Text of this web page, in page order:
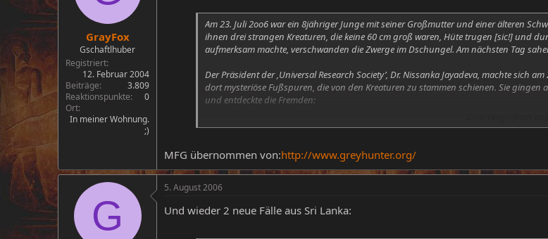
GrayFox
Gschaftlhuber
Registriert
12. Februar 2004
Beiträge
3.809
Reaktionspunkte
0
Ort
In meiner Wohnung.
;)
Am 23. Juli 2oo6 war ein 8jähriger Junge mit seiner Großmutter und einer älteren
ihnen drei strangen Kreaturen, die keine 60 cm groß waren, Hüte trugen [sic!] und
aufmerksam machte, verschwanden die Zwerge im Dschungel. Am nächsten Tag
Der Präsident der ‚Universal Research Society’, Dr. Nissanka Jayadeva, machte sich
dort mysteriöse Fußspuren, die von den Kreaturen zu stammen schienen. Sie
und entdeckte die Fremden:
Diesmal ohne Hut, von grauer Hautfarbe und mit drei Fingern an jeder Hand und
greifen und das strange Gespann anzugreifen. Jedoch verpuffte diese einseitig
verschwunden.
MFG übernommen von:http://www.greyhunter.org/
G
5. August 2006
Und wieder 2 neue Fälle aus Sri Lanka: